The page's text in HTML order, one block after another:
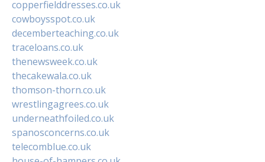
copperfielddresses.co.uk
cowboysspot.co.uk
decemberteaching.co.uk
traceloans.co.uk
thenewsweek.co.uk
thecakewala.co.uk
thomson-thorn.co.uk
wrestlingagrees.co.uk
underneathfoiled.co.uk
spanosconcerns.co.uk
telecomblue.co.uk